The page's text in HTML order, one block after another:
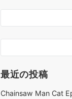
最近の投稿
Chainsaw Man Cat